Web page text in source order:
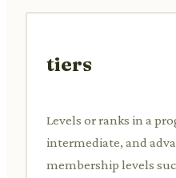
tiers
Levels or ranks in a
intermediate, and
membership levels